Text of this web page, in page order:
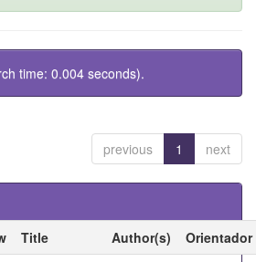
time: 0.004 seconds).
previous 1 next
Title Author(s)
Orientador